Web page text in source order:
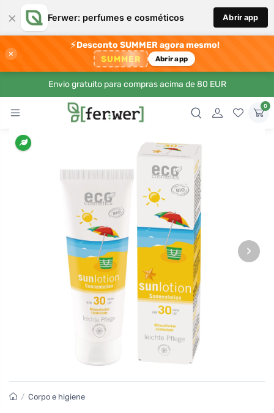
× Ferwer: perfumes e cosméticos Abrir app
×
⚡Desconto SUMMER agora mesmo!
SUMMER Abrir app
Envio gratuito para compras acima de 80 EUR
0
›
/ Corpo e higiene